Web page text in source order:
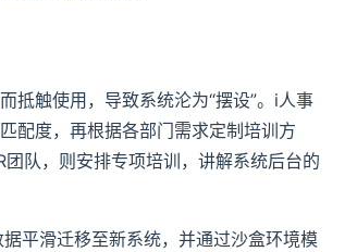
抵触使用，导致系统沦为“摆设”。i人事
配度，再根据各部门需求定制培训方
队，则安排专项培训，讲解系统后台的
平滑迁移至新系统，并通过沙盒环境模